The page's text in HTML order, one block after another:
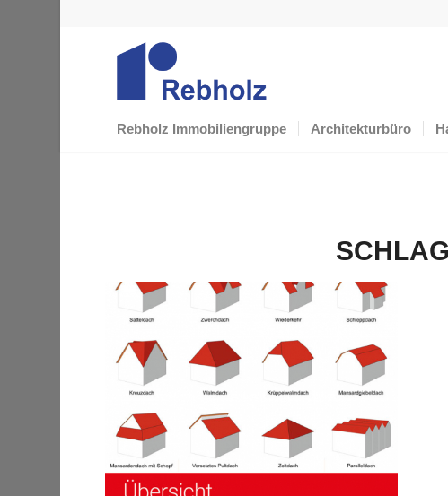
Rebholz Immobiliengruppe Architekturbüro